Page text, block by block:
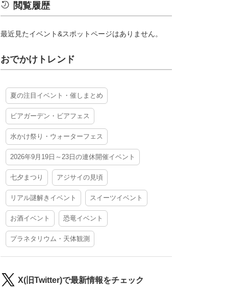
閲覧履歴
最近見たイベント&スポットページはありません。
おでかけトレンド
夏の注目イベント・催しまとめ
ビアガーデン・ビアフェス
水かけ祭り・ウォーターフェス
2026年9月19日～23日の連休開催イベント
七夕まつり アジサイの見頃
リアル謎解きイベント スイーツイベント
お酒イベント 恐竜イベント
プラネタリウム・天体観測
X(旧Twitter)で最新情報をチェック